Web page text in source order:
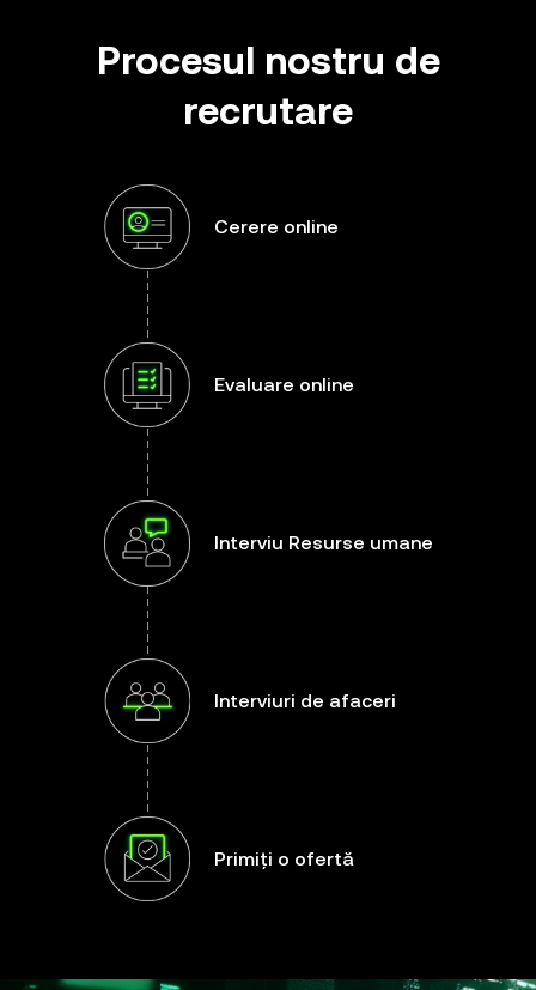
Procesul nostru de
recrutare
Cerere online
Evaluare online
Interviu Resurse umane
Interviuri de afaceri
Primiți o ofertă